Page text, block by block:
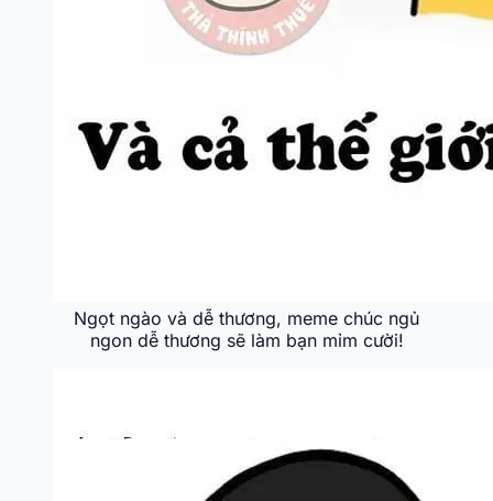
Ngọt ngào và dễ thương, meme chúc ngủ
ngon dễ thương sẽ làm bạn mỉm cười!